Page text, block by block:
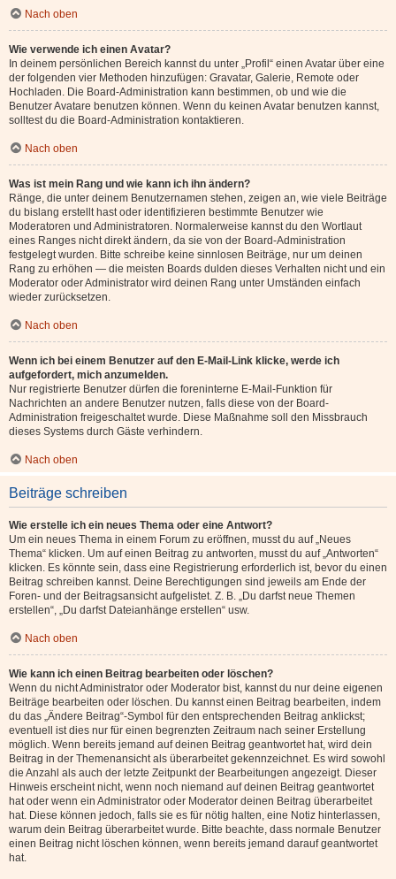
Nach oben
Wie verwende ich einen Avatar?
In deinem persönlichen Bereich kannst du unter „Profil“ einen Avatar über eine
der folgenden vier Methoden hinzufügen: Gravatar, Galerie, Remote oder
Hochladen. Die Board-Administration kann bestimmen, ob und wie die
Benutzer Avatare benutzen können. Wenn du keinen Avatar benutzen kannst,
solltest du die Board-Administration kontaktieren.
Nach oben
Was ist mein Rang und wie kann ich ihn ändern?
Ränge, die unter deinem Benutzernamen stehen, zeigen an, wie viele Beiträge
du bislang erstellt hast oder identifizieren bestimmte Benutzer wie
Moderatoren und Administratoren. Normalerweise kannst du den Wortlaut
eines Ranges nicht direkt ändern, da sie von der Board-Administration
festgelegt wurden. Bitte schreibe keine sinnlosen Beiträge, nur um deinen
Rang zu erhöhen — die meisten Boards dulden dieses Verhalten nicht und ein
Moderator oder Administrator wird deinen Rang unter Umständen einfach
wieder zurücksetzen.
Nach oben
Wenn ich bei einem Benutzer auf den E-Mail-Link klicke, werde ich
aufgefordert, mich anzumelden.
Nur registrierte Benutzer dürfen die foreninterne E-Mail-Funktion für
Nachrichten an andere Benutzer nutzen, falls diese von der Board-
Administration freigeschaltet wurde. Diese Maßnahme soll den Missbrauch
dieses Systems durch Gäste verhindern.
Nach oben
Beiträge schreiben
Wie erstelle ich ein neues Thema oder eine Antwort?
Um ein neues Thema in einem Forum zu eröffnen, musst du auf „Neues
Thema“ klicken. Um auf einen Beitrag zu antworten, musst du auf „Antworten“
klicken. Es könnte sein, dass eine Registrierung erforderlich ist, bevor du einen
Beitrag schreiben kannst. Deine Berechtigungen sind jeweils am Ende der
Foren- und der Beitragsansicht aufgelistet. Z. B. „Du darfst neue Themen
erstellen“, „Du darfst Dateianhänge erstellen“ usw.
Nach oben
Wie kann ich einen Beitrag bearbeiten oder löschen?
Wenn du nicht Administrator oder Moderator bist, kannst du nur deine eigenen
Beiträge bearbeiten oder löschen. Du kannst einen Beitrag bearbeiten, indem
du das „Ändere Beitrag“-Symbol für den entsprechenden Beitrag anklickst;
eventuell ist dies nur für einen begrenzten Zeitraum nach seiner Erstellung
möglich. Wenn bereits jemand auf deinen Beitrag geantwortet hat, wird dein
Beitrag in der Themenansicht als überarbeitet gekennzeichnet. Es wird sowohl
die Anzahl als auch der letzte Zeitpunkt der Bearbeitungen angezeigt. Dieser
Hinweis erscheint nicht, wenn noch niemand auf deinen Beitrag geantwortet
hat oder wenn ein Administrator oder Moderator deinen Beitrag überarbeitet
hat. Diese können jedoch, falls sie es für nötig halten, eine Notiz hinterlassen,
warum dein Beitrag überarbeitet wurde. Bitte beachte, dass normale Benutzer
einen Beitrag nicht löschen können, wenn bereits jemand darauf geantwortet
hat.